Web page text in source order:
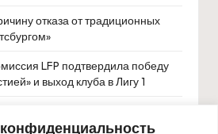
отказа от традиционных
LFP подтвердила победу
и выход клуба в Лигу 1
тенниса